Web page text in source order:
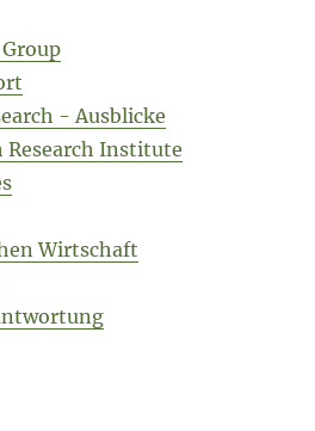
- Ausblicke
Research Institute
Wirtschaft